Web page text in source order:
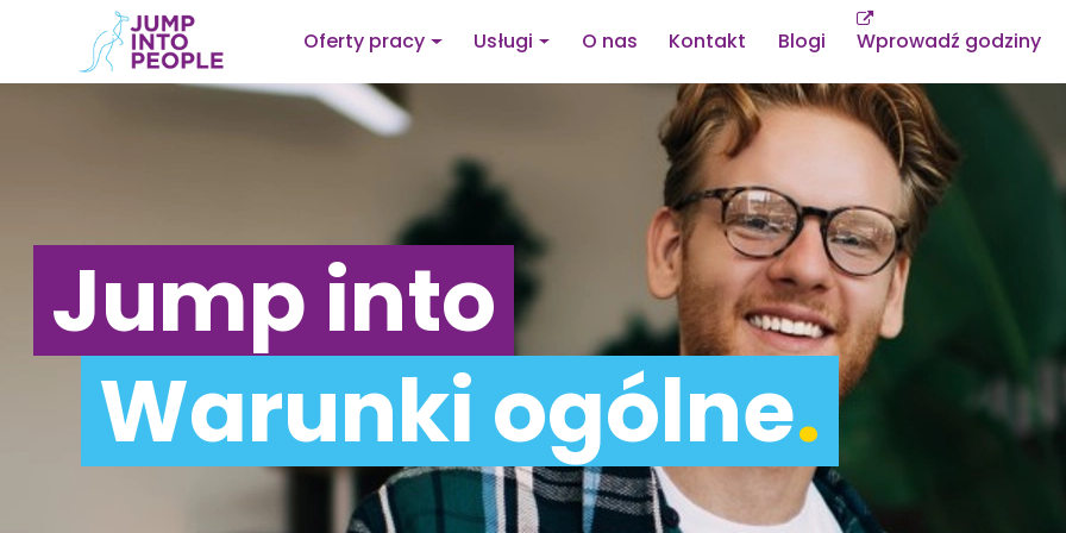
Oferty pracy Usługi O nas Kontakt Blogi Wprowadź godziny
Jump into
Warunki ogólne.